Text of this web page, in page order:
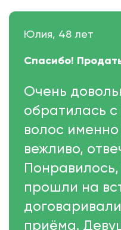
Юлия, 48 лет
Спасибо!
Очень
обратилась
волос
вежливо,
прошли на
приёма.